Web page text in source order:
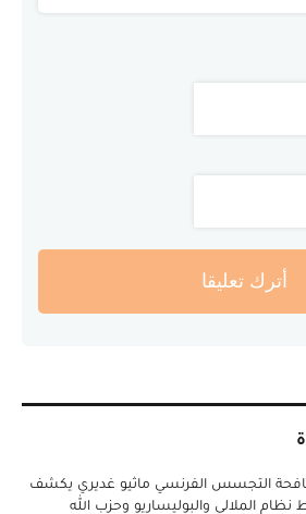
أترك تعليقا
التجسس الفرنسي ماثيو غديري يكشف
الملالي والبوليساريو وحزب الله